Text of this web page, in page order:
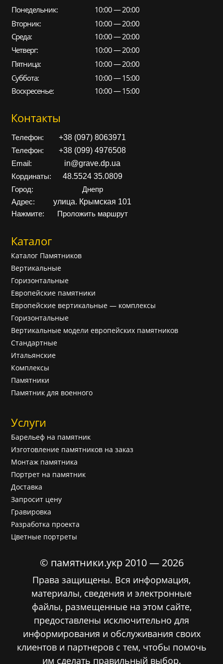
Понедельник:
10:00 — 20:00
Вторник:
10:00 — 20:00
Среда:
10:00 — 20:00
Четверг:
10:00 — 20:00
Пятница:
10:00 — 20:00
Суббота:
10:00 — 15:00
Воскресенье:
10:00 — 15:00
Контакты
Телефон: +38 (097) 8063971
Телефон: +38 (099) 4976508
Email: in@grave.dp.ua
Кординаты: 48.5524 35.0809
Город:
Днепр
Адрес:
улица. Крымская 101
Нажмите: Проложить маршрут
Каталог
Каталог Памятников
Вертикальные
Горизонтальные
Европейские памятники
Европейские вертикальные — комплексы
Горизонтальные
Вертикальные модели европейских памятников
Cтандартные
Итальянские
Комплексы
Памятники
Памятник для военного
Услуги
Барельеф на памятник
Изготовление памятников на заказ
Монтаж памятника
Портрет на памятник
Доставка
Запросит цену
Гравировка
Разработка проекта
Цветные портреты
© памятники.укр 2010 — 2026
Права защищены. Вся информация,
материалы, сведения и электронные
файлы, размещенные на этом сайте,
предоставлены исключительно для
информирования и обслуживания своих
клиентов и партнеров с тем, чтобы помочь
им сделать правильный выбор.